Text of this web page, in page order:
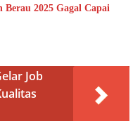
Berau 2025 Gagal Capai
Job